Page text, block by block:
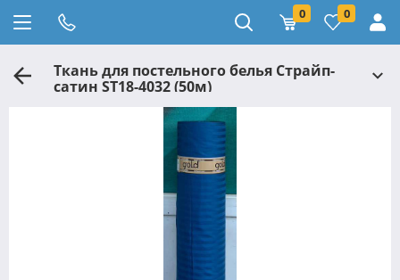
0 0
Ткань для постельного белья Страйп-
сатин ST18-4032 (50м)